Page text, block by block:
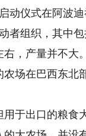
仪式在阿波迪
者组织，其中包
，产量并不大
场在巴西东北
出口的粮食